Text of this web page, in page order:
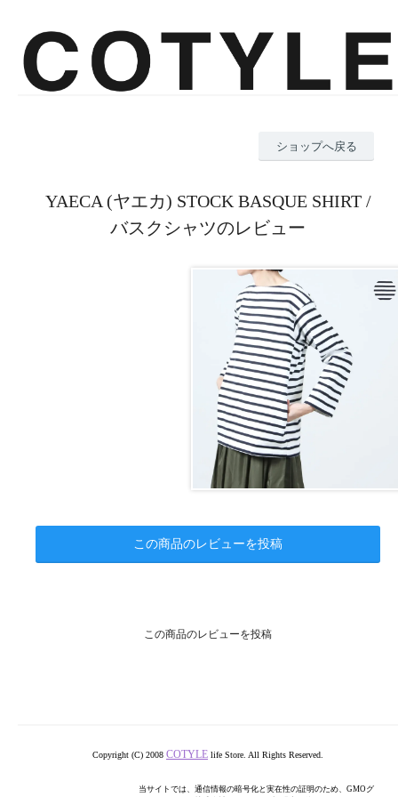
ショップへ戻る
YAECA (ヤエカ) STOCK BASQUE SHIRT /
バスクシャツのレビュー
この商品のレビューを投稿
この商品のレビューを投稿
Copyright (C) 2008 COTYLE life Store. All Rights Reserved.
当サイトでは、通信情報の暗号化と実在性の証明のため、GMOグ